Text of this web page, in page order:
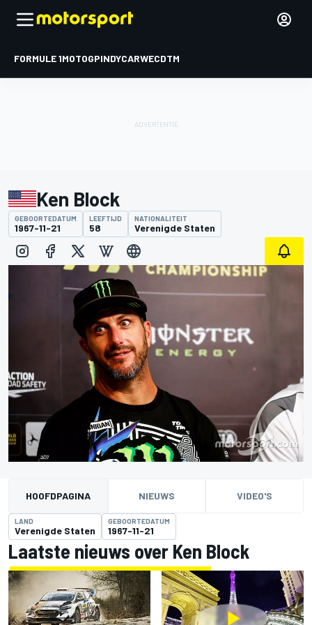
FORMULE 1MOTOGPINDYCARWECDTM
Ken Block
GEBOORTEDATUM
1967-11-21
LEEFTIJD
58
NATIONALITEIT
Verenigde Staten
HOOFDPAGINA NIEUWS VIDEO'S
LAND
Verenigde Staten
GEBOORTEDATUM
1967-11-21
Laatste nieuws over Ken Block